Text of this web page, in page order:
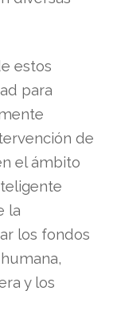
estos
para
de
el ámbito
la
los fondos
y los